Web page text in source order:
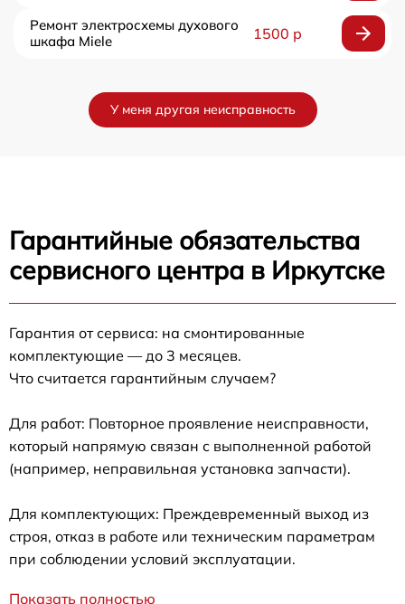
Ремонт электросхемы духового
шкафа Miele
1500 р
У меня другая неисправность
Гарантийные обязательства
сервисного центра в Иркутске
Гарантия от сервиса: на смонтированные
комплектующие — до 3 месяцев.
Что считается гарантийным случаем?
Для работ: Повторное проявление неисправности,
который напрямую связан с выполненной работой
(например, неправильная установка запчасти).
Для комплектующих: Преждевременный выход из
строя, отказ в работе или техническим параметрам
при соблюдении условий эксплуатации.
Показать полностью